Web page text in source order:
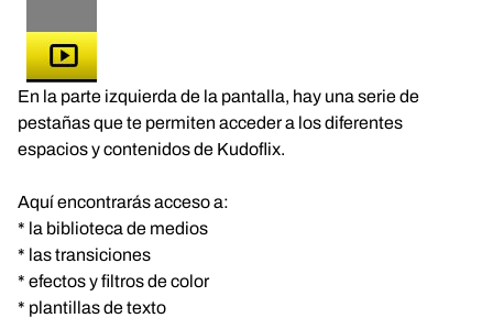
En la parte izquierda de la pantalla, hay una serie de
pestañas que te permiten acceder a los diferentes
espacios y contenidos de Kudoflix.
Aquí encontrarás acceso a:
* la biblioteca de medios
* las transiciones
* efectos y filtros de color
* plantillas de texto